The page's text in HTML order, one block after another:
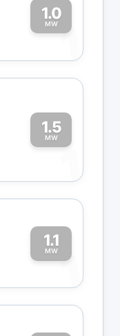
1.0
MW1
1.5
MW
1
1.1
MW1